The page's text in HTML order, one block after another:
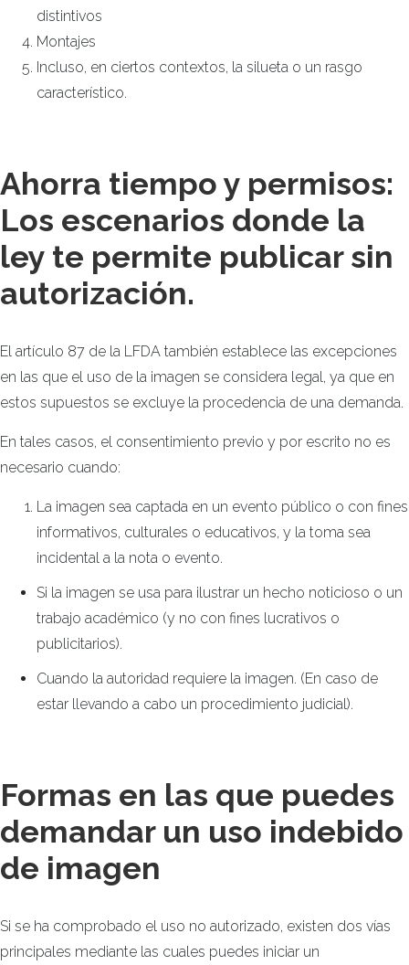
distintivos
Montajes
Incluso, en ciertos contextos, la silueta o un rasgo
característico.
Ahorra tiempo y permisos:
Los escenarios donde la
ley te permite publicar sin
autorización.
El artículo 87 de la LFDA también establece las excepciones
en las que el uso de la imagen se considera legal, ya que en
estos supuestos se excluye la procedencia de una demanda.
En tales casos, el consentimiento previo y por escrito no es
necesario cuando:
La imagen sea captada en un evento público o con fines
informativos, culturales o educativos, y la toma sea
incidental a la nota o evento.
Si la imagen se usa para ilustrar un hecho noticioso o un
trabajo académico (y no con fines lucrativos o
publicitarios).
Cuando la autoridad requiere la imagen. (En caso de
estar llevando a cabo un procedimiento judicial).
Formas en las que puedes
demandar un uso indebido
de imagen
Si se ha comprobado el uso no autorizado, existen dos vías
principales mediante las cuales puedes iniciar un